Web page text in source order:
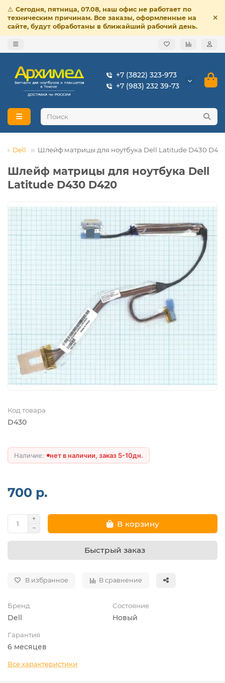
⚠️ Сегодня, пятница, 07.08, наш офис не работает по
техническим причинам. Все заказы, оформленные на
сайте, будут обработаны в ближайший рабочий день.
+7 (3822) 323-973
+7 (983) 232 39-73
Dell Шлейф матрицы для ноутбука Dell Latitude D430
Шлейф матрицы для ноутбука Dell
Latitude D430 D420
Код товара
D430
нет в наличии, заказ 5-10дн.
700 р.
В корзину
Быстрый заказ
В избранное В сравнение
Бренд
Dell
Состояние
Новый
Гарантия
6 месяцев
Все характеристики